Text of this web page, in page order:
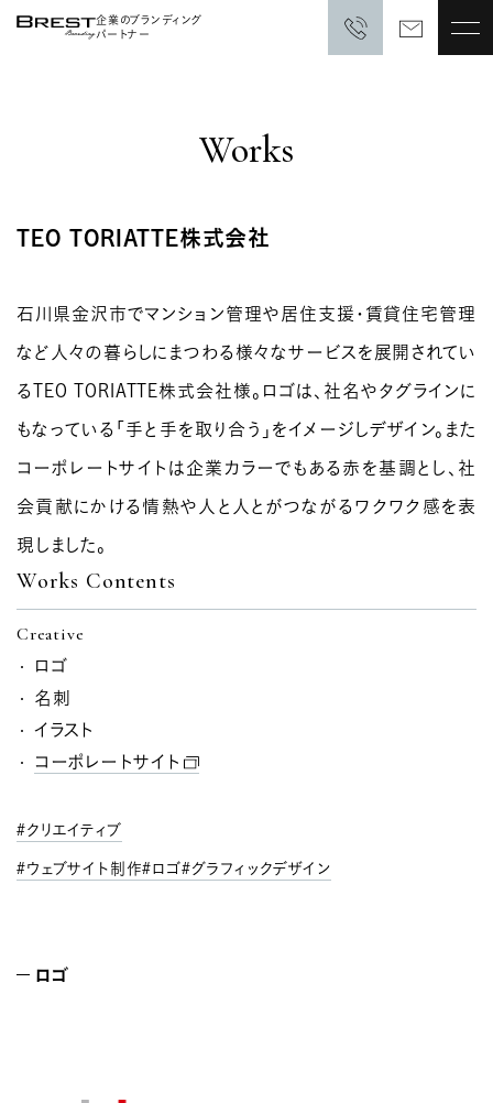
企業のブランディング
パートナー
Works
TEO TORIATTE株式会社
石川県金沢市でマンション管理や居住支援・賃貸住宅管理
など人々の暮らしにまつわる様々なサービスを展開されてい
るTEO TORIATTE株式会社様。ロゴは、社名やタグラインに
もなっている「手と手を取り合う」をイメージしデザイン。また
コーポレートサイトは企業カラーでもある赤を基調とし、社
会貢献にかける情熱や人と人とがつながるワクワク感を表
現しました。
Works Contents
Creative
ロゴ
名刺
イラスト
コーポレートサイト
クリエイティブ
ウェブサイト制作 ロゴ グラフィックデザイン
ロゴ